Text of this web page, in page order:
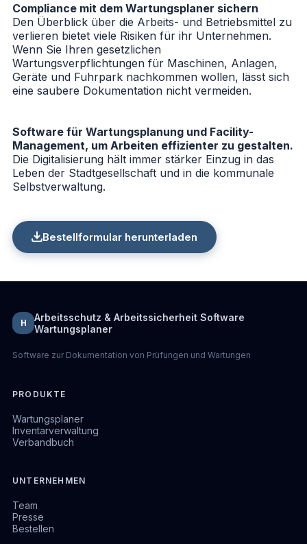
Compliance mit dem Wartungsplaner sichern
Den Überblick über die Arbeits- und Betriebsmittel zu
verlieren bietet viele Risiken für ihr Unternehmen.
Wenn Sie Ihren gesetzlichen
Wartungsverpflichtungen für Maschinen, Anlagen,
Geräte und Fuhrpark nachkommen wollen, lässt sich
eine saubere Dokumentation nicht vermeiden.
Software für Wartungsplanung und Facility-
Management, um Arbeiten effizienter zu gestalten.
Die Digitalisierung hält immer stärker Einzug in das
Leben der Stadtgesellschaft und in die kommunale
Selbstverwaltung.
Bestellformular herunterladen
H
Arbeitsschutz & Arbeitssicherheit Software
Wartungsplaner
Software zur Dokumentation von Prüfungen und Wartungen
PRODUKTE
Wartungsplaner
Inventarverwaltung
Verbandbuch
UNTERNEHMEN
Team
Presse
Bestellen